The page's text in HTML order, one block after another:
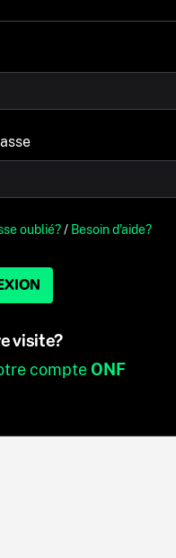
oublié?/ Besoin d'aide?
visite?
compteONF